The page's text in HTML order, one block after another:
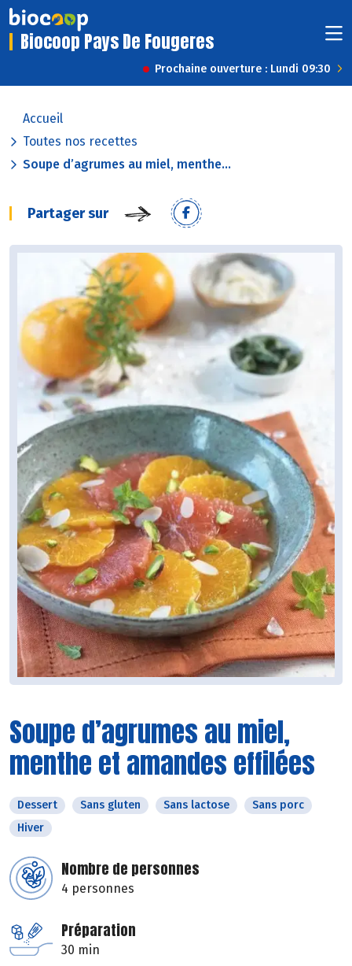
Biocoop Pays De Fougeres
Prochaine ouverture : Lundi 09:30
Accueil
Toutes nos recettes
Soupe d’agrumes au miel, menthe...
Partager sur
Soupe d’agrumes au miel,
menthe et amandes effilées
Dessert Sans gluten Sans lactose
Sans porc
Hiver
Nombre de personnes
4 personnes
Préparation
30 min